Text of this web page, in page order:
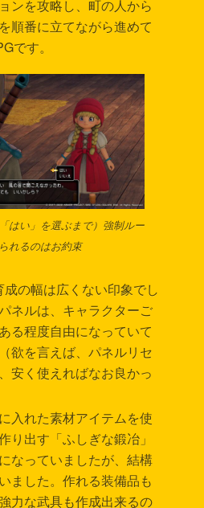
ンを攻略し、町の人から
順番に立てながら進めて
です。
はい」を選ぶまで）強制ルー
れるのはお約束
の幅は広くない印象でし
ネルは、キャラクターご
る程度自由になっていて
欲を言えば、パネルリセ
安く使えればなお良かっ
入れた素材アイテムを使
り出す「ふしぎな鍛冶」
なっていましたが、結構
ました。作れる装備品も
力な武具も作成出来るの